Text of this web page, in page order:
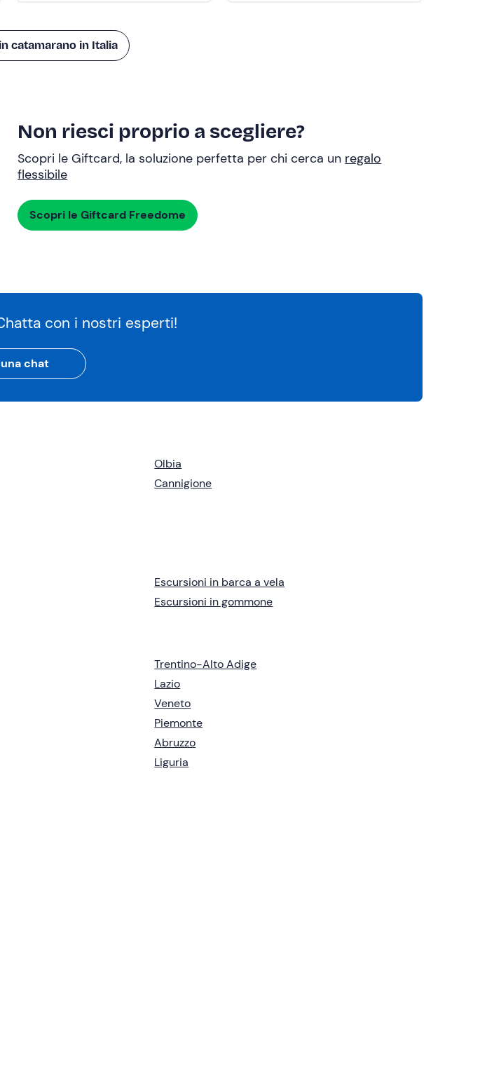
catamarano in Italia
Non riesci proprio a scegliere?
Scopri le Giftcard, la soluzione perfetta per chi cerca un regalo
flessibile
Scopri le Giftcard Freedome
con i nostri esperti!
chat
Olbia
Cannigione
Escursioni in barca a vela
Escursioni in gommone
Trentino-Alto Adige
Lazio
Veneto
Piemonte
Abruzzo
Liguria